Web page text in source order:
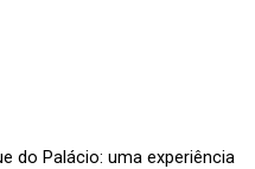
do Palácio: uma experiência